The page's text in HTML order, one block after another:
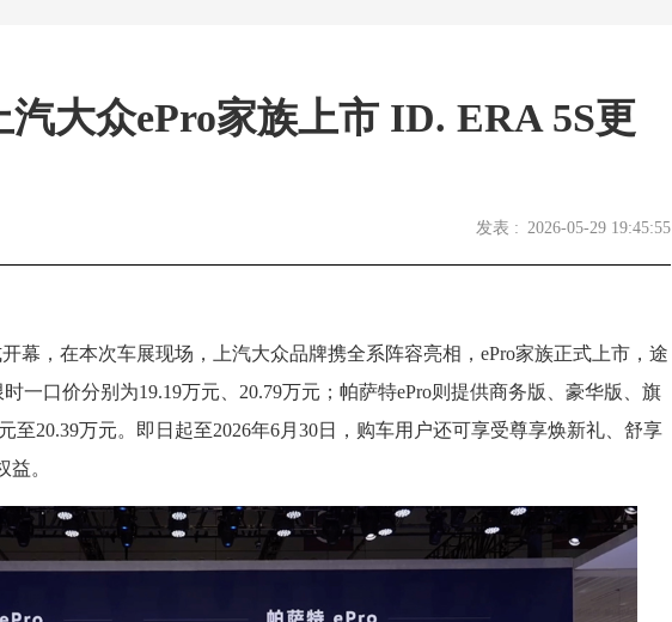
汽大众ePro家族上市 ID. ERA 5S更
发表 : 2026-05-29 19:45:55
幕，在本次车展现场，上汽大众品牌携全系阵容亮相，ePro家族正式上市，途
一口价分别为19.19万元、20.79万元；帕萨特ePro则提供商务版、豪华版、旗
至20.39万元。即日起至2026年6月30日，购车用户还可享受尊享焕新礼、舒享
。